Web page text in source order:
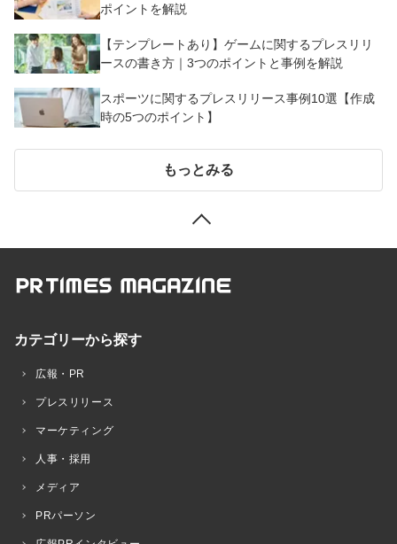
ポイントを解説
【テンプレートあり】ゲームに関するプレスリリ
ースの書き方｜3つのポイントと事例を解説
スポーツに関するプレスリリース事例10選【作成
時の5つのポイント】
もっとみる
カテゴリーから探す
広報・PR
プレスリリース
マーケティング
人事・採用
メディア
PRパーソン